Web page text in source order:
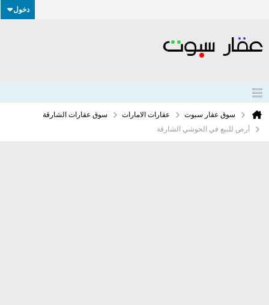
دخول
سوق عقار سبوت عقارات الامارات
سوق عقارات الشارقة
أرض للبيع في الحوشي الشارقة